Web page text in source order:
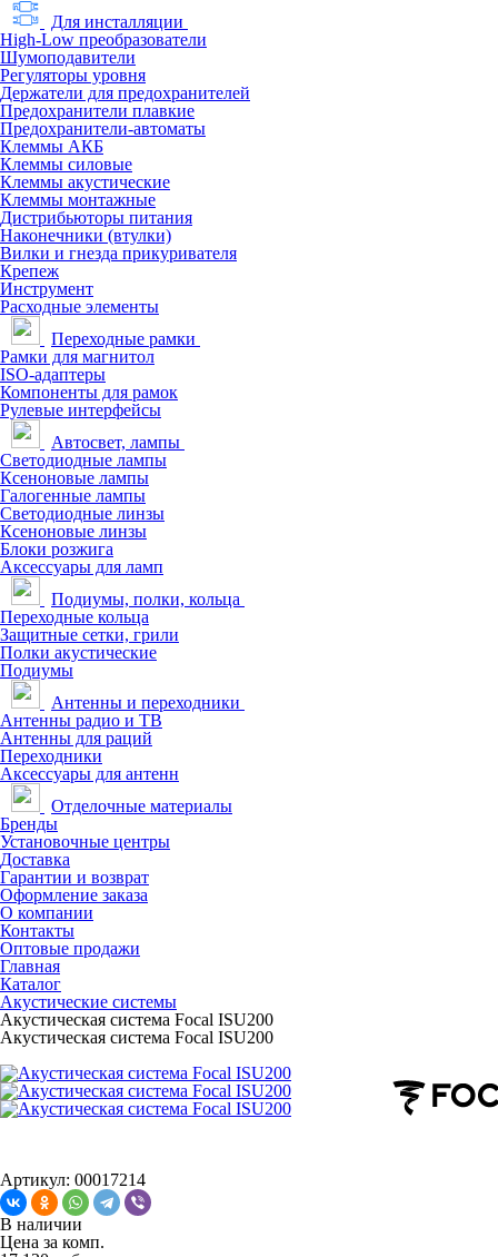
Для инсталляции
High-Low преобразователи
Шумоподавители
Регуляторы уровня
Держатели для предохранителей
Предохранители плавкие
Предохранители-автоматы
Клеммы АКБ
Клеммы силовые
Клеммы акустические
Клеммы монтажные
Дистрибьюторы питания
Наконечники (втулки)
Вилки и гнезда прикуривателя
Крепеж
Инструмент
Расходные элементы
Переходные рамки
Рамки для магнитол
ISO-адаптеры
Компоненты для рамок
Рулевые интерфейсы
Автосвет, лампы
Светодиодные лампы
Ксеноновые лампы
Галогенные лампы
Светодиодные линзы
Ксеноновые линзы
Блоки розжига
Аксессуары для ламп
Подиумы, полки, кольца
Переходные кольца
Защитные сетки, грили
Полки акустические
Подиумы
Антенны и переходники
Антенны радио и ТВ
Антенны для раций
Переходники
Аксессуары для антенн
Отделочные материалы
Бренды
Установочные центры
Доставка
Гарантии и возврат
Оформление заказа
О компании
Контакты
Оптовые продажи
Главная
Каталог
Акустические системы
Акустическая система Focal ISU200
Акустическая система Focal ISU200
Артикул: 00017214
В наличии
Цена за комп.